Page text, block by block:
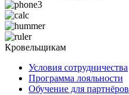
Кровельщикам
Условия сотрудничества
Программа лояльности
Обучение для партнёров